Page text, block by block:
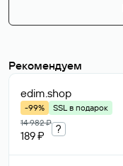
Рекомендуем
edim.shop
-99%
SSL в подарок
14 982 ₽
189 ₽
?